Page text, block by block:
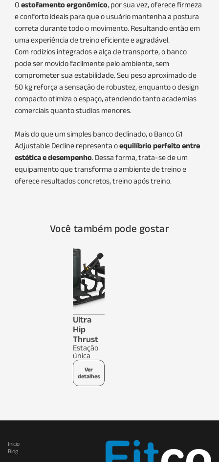
O estofamento ergonômico, por sua vez, oferece firmeza
e conforto ideais para que o usuário mantenha a postura
correta durante todo o movimento. Resultando então em
uma experiência de treino eficiente e agradável.
Com rodízios integrados e alça de transporte, o banco
pode ser movido facilmente pelo ambiente, sem
comprometer sua estabilidade. Seu peso aproximado de
50 kg reforça a sensação de robustez, enquanto o design
compacto otimiza o espaço, atendendo tanto academias
comerciais quanto studios menores.
Mais do que um simples banco declinado, o Banco G1
Adjustable Decline representa oequilíbrio perfeito entre
estética e desempenho. Dessa forma, trata-se de um
equipamento que transforma o ambiente de treino e
oferece resultados concretos, treino após treino.
Você também pode gostar
Ultra
Hip
Thrust
Estação
única
Ver
detalhes
Inicio
Blog